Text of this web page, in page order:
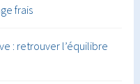
frais
: retrouver l’équilibre